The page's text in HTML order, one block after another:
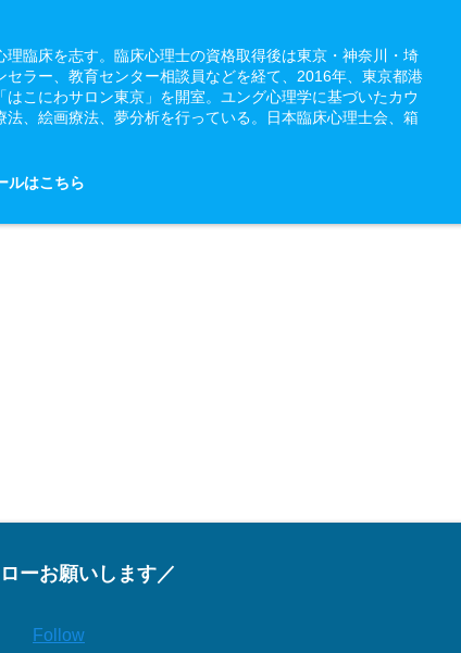
理臨床を志す。臨床心理士の資格取得後は東京・神奈川・埼
セラー、教育センター相談員などを経て、2016年、東京都港
はこにわサロン東京」を開室。ユング心理学に基づいたカウ
法、絵画療法、夢分析を行っている。日本臨床心理士会、箱
ルはこちら
ーお願いします／
Follow